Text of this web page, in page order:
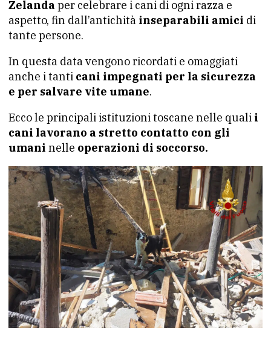
Zelanda per celebrare i cani di ogni razza e
aspetto, fin dall’antichità inseparabili amici di
tante persone.
In questa data vengono ricordati e omaggiati
anche i tanti cani impegnati per la sicurezza
e per salvare vite umane.
Ecco le principali istituzioni toscane nelle quali i
cani lavorano a stretto contatto con gli
umani nelle operazioni di soccorso.